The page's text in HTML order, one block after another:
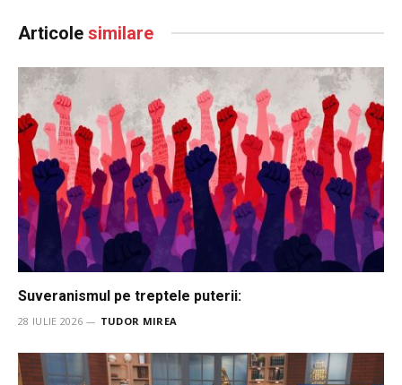
Articole similare
Suveranismul pe treptele puterii:
28 IULIE 2026 TUDOR MIREA